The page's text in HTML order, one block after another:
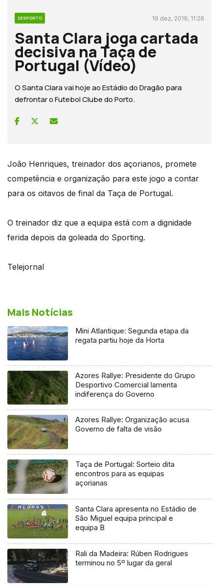
DESPORTO 19 dez, 2019, 11:26
Santa Clara joga cartada
decisiva na Taça de
Portugal (Vídeo)
O Santa Clara vai hoje ao Estádio do Dragão para
defrontar o Futebol Clube do Porto.
João Henriques, treinador dos açorianos, promete
competência e organização para este jogo a contar
para os oitavos de final da Taça de Portugal.
O treinador diz que a equipa está com a dignidade
ferida depois da goleada do Sporting.
Telejornal
Mais Notícias
Mini Atlantique: Segunda etapa da
regata partiu hoje da Horta
Azores Rallye: Presidente do Grupo
Desportivo Comercial lamenta
indiferença do Governo
Azores Rallye: Organização acusa
Governo de falta de visão
Taça de Portugal: Sorteio dita
encontros para as equipas
açorianas
Santa Clara apresenta no Estádio de
São Miguel equipa principal e
equipa B
Rali da Madeira: Rúben Rodrigues
terminou no 5º lugar da geral